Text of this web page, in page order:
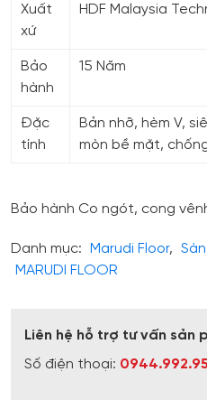
Xuất
xứ
HDF Malaysia
Bảo
hành
15 Năm
Đặc
tính
Bản nhỡ, hèm V,
mòn bề mặt,
Bảo hành Co ngót, cong
Danh mục: Marudi Floor,
MARUDI FLOOR
Liên hệ hỗ trợ tư vấn sản
Số điện thoại: